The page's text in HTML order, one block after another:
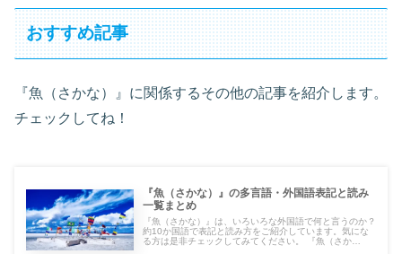
おすすめ記事
『魚（さかな）』に関係するその他の記事を紹介します。
チェックしてね！
『魚（さかな）』の多言語・外国語表記と読み
一覧まとめ
『魚（さかな）』は、いろいろな外国語で何と言うのか？
約10か国語で表記と読み方をご紹介しています。気にな
る方は是非チェックしてみてください。 『魚（さか